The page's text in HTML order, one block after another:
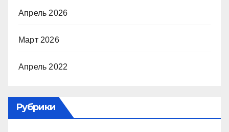
Апрель 2026
Март 2026
Апрель 2022
Рубрики